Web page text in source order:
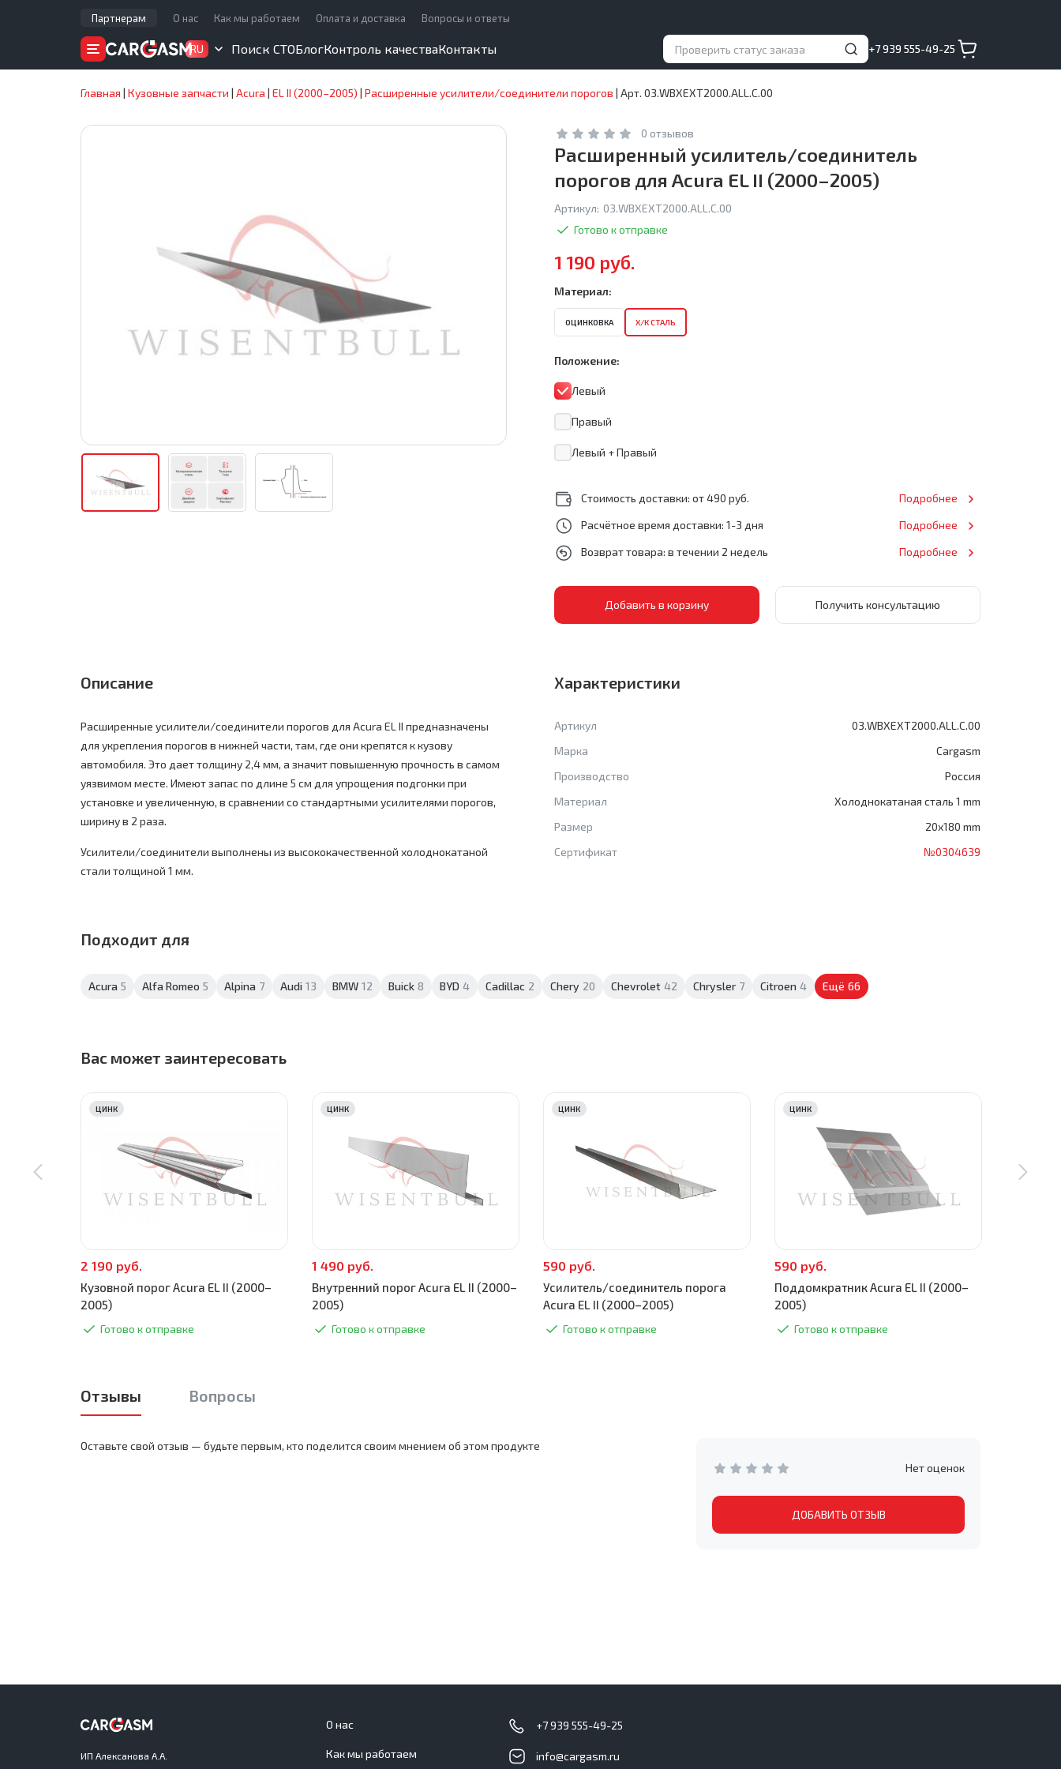
Партнерам О нас Как мы работаем Оплата и доставка Вопросы и ответы
RU Поиск СТОБлогКонтроль качестваКонтакты +7 939 555-49-25
Главная | Кузовные запчасти | Acura | EL II (2000–2005) | Расширенные усилители/соединители порогов | Арт. 03.WBXEXT2000.ALL.C.00
0 отзывов
Расширенный усилитель/соединитель
порогов для Acura EL II (2000–2005)
Артикул: 03.WBXEXT2000.ALL.C.00
Готово к отправке
1 190 руб.
Материал:
ОЦИНКОВКА Х/К СТАЛЬ
Положение:
Левый
Правый
Левый + Правый
Стоимость доставки: от 490 руб.
Подробнее
Расчётное время доставки: 1-3 дня
Подробнее
Возврат товара: в течении 2 недель
Подробнее
Получить консультацию
Описание
Расширенные усилители/соединители порогов для Acura EL II предназначены
для укрепления порогов в нижней части, там, где они крепятся к кузову
автомобиля. Это дает толщину 2,4 мм, а значит повышенную прочность в самом
уязвимом месте. Имеют запас по длине 5 см для упрощения подгонки при
установке и увеличенную, в сравнении со стандартными усилителями порогов,
ширину в 2 раза.
Усилители/соединители выполнены из высококачественной холоднокатаной
стали толщиной 1 мм.
Характеристики
Артикул
03.WBXEXT2000.ALL.C.00
Марка
Cargasm
Производство
Россия
Материал
Холоднокатаная сталь 1 mm
Размер
20x180 mm
Сертификат
№0304639
Подходит для
Acura 5 Alfa Romeo 5 Alpina 7 Audi 13 BMW 12 Buick 8 BYD 4 Cadillac 2 Chery 20 Chevrolet 42 Chrysler 7 Citroen 4 Ещё 66
Вас может заинтересовать
2 190 руб.
Кузовной порог Acura EL II (2000–
2005)
Готово к отправке
ЦИНК
1 490 руб.
Внутренний порог Acura EL II (2000–
2005)
Готово к отправке
ЦИНК
590 руб.
Усилитель/соединитель порога
Acura EL II (2000–2005)
Готово к отправке
ЦИНК
590 руб.
Поддомкратник Acura EL II (2000–
2005)
Готово к отправке
ЦИНК
Отзывы Вопросы
Нет оценок
ДОБАВИТЬ ОТЗЫВ
Оставьте свой отзыв — будьте первым, кто поделится своим мнением об этом продукте
ИП Алексанова А.А.
О нас
Как мы работаем
+7 939 555-49-25
info@cargasm.ru